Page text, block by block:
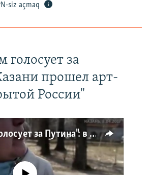
siz açmaq
за
прошел арт-
России"
"Наш дурдом голосует за Путина": в Казани прошел арт-пикет "Открытой России"